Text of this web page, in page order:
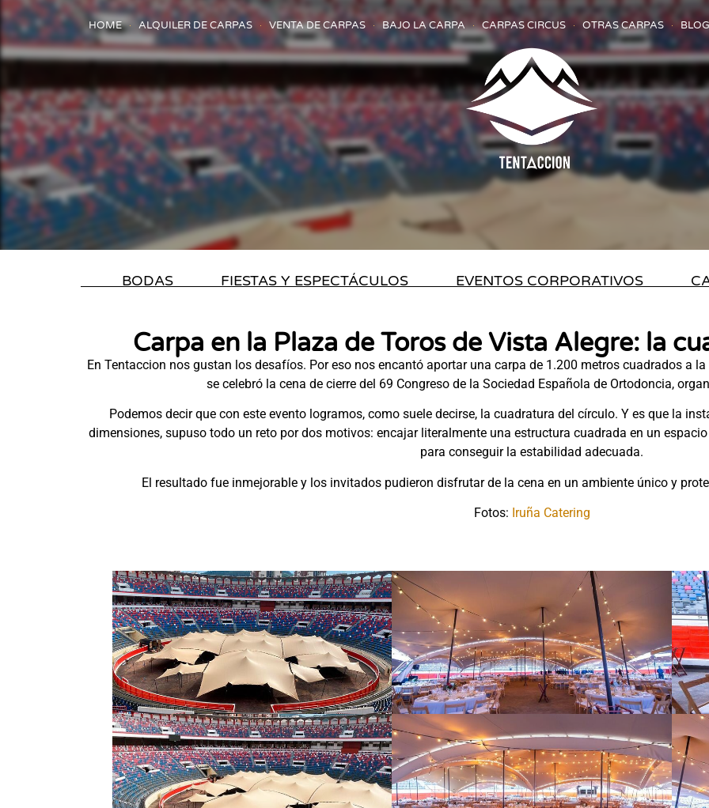
HOME ALQUILER DE CARPAS VENTA DE CARPAS BAJO LA CARPA CARPAS CIRCUS OTRAS CARPAS
BODAS FIESTAS Y ESPECTÁCULOS EVENTOS CORPORATIVOS
Carpa en la Plaza de Toros de Vista Alegre: la
En Tentaccion nos gustan los desafíos. Por eso nos encantó aportar una carpa de 1.200 metros cuadrados a
se celebró la cena de cierre del 69 Congreso de la Sociedad Española de Ortodoncia,
Podemos decir que con este evento logramos, como suele decirse, la cuadratura del círculo. Y es que la
dimensiones, supuso todo un reto por dos motivos: encajar literalmente una estructura cuadrada en un
para conseguir la estabilidad adecuada.
El resultado fue inmejorable y los invitados pudieron disfrutar de la cena en un ambiente único y
Fotos: Iruña Catering